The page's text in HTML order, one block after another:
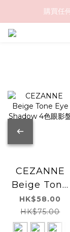
CEZANNE
Beige Tone
Eye
Shadow 4
色眼影盤
HK$58.00
HK$75.00